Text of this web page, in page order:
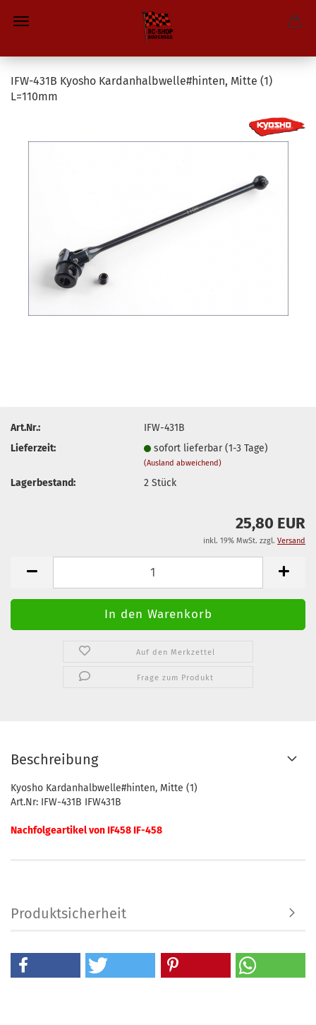
IFW-431B Kyosho Kardanhalbwelle#hinten, Mitte (1)
L=110mm
Art.Nr.:
IFW-431B
Lieferzeit:
sofort lieferbar (1-3 Tage)
(Ausland abweichend)
Lagerbestand: 2Stück
25,80 EUR
inkl. 19% MwSt. zzgl. Versand
Auf den Merkzettel
Frage zum Produkt
Beschreibung
Kyosho Kardanhalbwelle#hinten, Mitte (1)
Art.Nr: IFW-431B IFW431B
Nachfolgeartikel von IF458 IF-458
Produktsicherheit